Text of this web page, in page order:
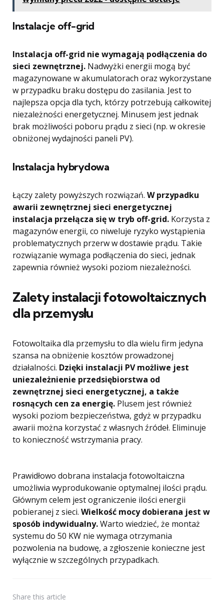
Instalacje off-grid
Instalacja off-grid nie wymagają podłączenia do
sieci zewnętrznej. Nadwyżki energii mogą być
magazynowane w akumulatorach oraz wykorzystane
w przypadku braku dostępu do zasilania. Jest to
najlepsza opcja dla tych, którzy potrzebują całkowitej
niezależności energetycznej. Minusem jest jednak
brak możliwości poboru prądu z sieci (np. w okresie
obniżonej wydajności paneli PV).
Instalacja hybrydowa
Łączy zalety powyższych rozwiązań. W przypadku
awarii zewnętrznej sieci energetycznej
instalacja przełącza się w tryb off-grid. Korzysta z
magazynów energii, co niweluje ryzyko wystąpienia
problematycznych przerw w dostawie prądu. Takie
rozwiązanie wymaga podłączenia do sieci, jednak
zapewnia również wysoki poziom niezależności.
Zalety instalacji fotowoltaicznych
dla przemysłu
Fotowoltaika dla przemysłu to dla wielu firm jedyna
szansa na obniżenie kosztów prowadzonej
działalności. Dzięki instalacji PV możliwe jest
uniezależnienie przedsiębiorstwa od
zewnętrznej sieci energetycznej, a także
rosnących cen za energię. Plusem jest również
wysoki poziom bezpieczeństwa, gdyż w przypadku
awarii można korzystać z własnych źródeł. Eliminuje
to konieczność wstrzymania pracy.
Prawidłowo dobrana instalacja fotowoltaiczna
umożliwia wyprodukowanie optymalnej ilości prądu.
Głównym celem jest ograniczenie ilości energii
pobieranej z sieci. Wielkość mocy dobierana jest w
sposób indywidualny.Warto wiedzieć, że montaż
systemu do 50 KW nie wymaga otrzymania
pozwolenia na budowę, a zgłoszenie konieczne jest
wyłącznie w szczególnych przypadkach.
Share this article